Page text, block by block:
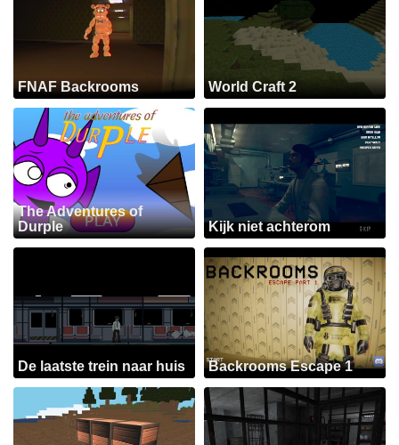
FNAF Backrooms World Craft 2
The Adventures of
Durple
Kijk niet achterom
De laatste trein naar huis Backrooms Escape 1